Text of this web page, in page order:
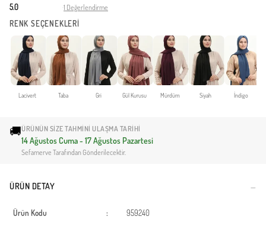
5.0 1 Değerlendirme
RENK SEÇENEKLERİ
Lacivert Taba Gri Gül Kurusu Mürdüm Siyah İndigo
🚚ÜRÜNÜN SIZE TAHMINI ULAŞMA TARIHI
14 Ağustos Cuma - 17 Ağustos Pazartesi
Sefamerve Tarafından Gönderilecektir.
ÜRÜN DETAY
Ürün Kodu :
959240